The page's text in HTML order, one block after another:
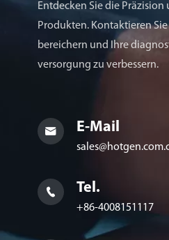
Entdecken Sie die
Produkten. Kontaktieren
bereichern und Ihre
versorgung zu verbessern.
 E-Mail
 Tel.
+86-4008151117